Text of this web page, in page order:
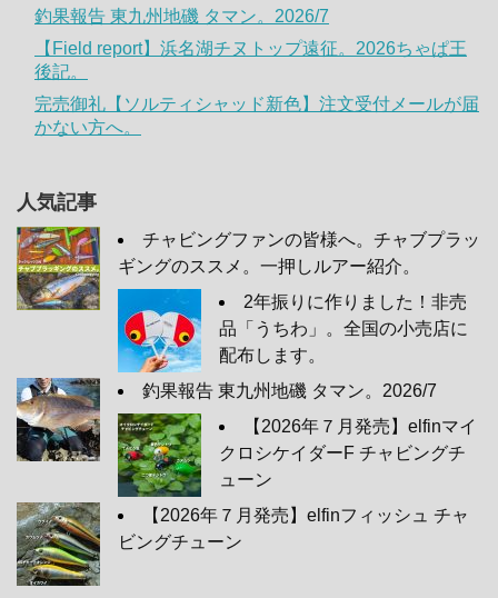
釣果報告 東九州地磯 タマン。2026/7
【Field report】浜名湖チヌトップ遠征。2026ちゃぱ王
後記。
完売御礼【ソルティシャッド新色】注文受付メールが届
かない方へ。
人気記事
チャビングファンの皆様へ。チャブプラッ
ギングのススメ。一押しルアー紹介。
2年振りに作りました！非売
品「うちわ」。全国の小売店に
配布します。
釣果報告 東九州地磯 タマン。2026/7
【2026年７月発売】elfinマイ
クロシケイダーF チャビングチ
ューン
【2026年７月発売】elfinフィッシュ チャ
ビングチューン